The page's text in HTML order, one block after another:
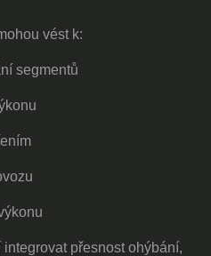
vést k:
segmentů
přesnost ohýbání,